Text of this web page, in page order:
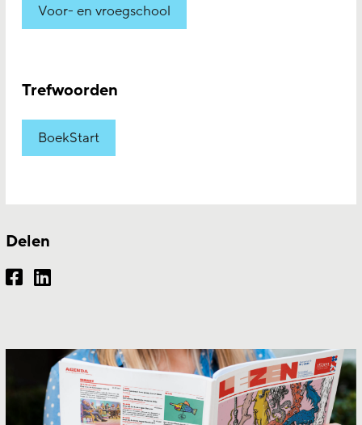
Voor- en vroegschool
Trefwoorden
BoekStart
Delen